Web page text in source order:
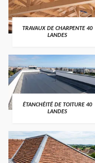
TRAVAUX DE CHARPENTE 40
LANDES
ÉTANCHÉITÉ DE TOITURE 40
LANDES